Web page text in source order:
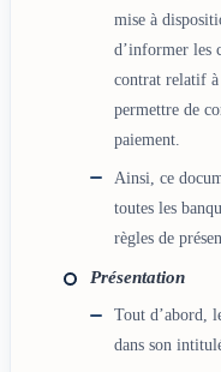
mise à
d’informer les
contrat relatif
permettre de
paiement.
Ainsi, ce
toutes les
règles de
Présentation
Tout d’abord,
dans son